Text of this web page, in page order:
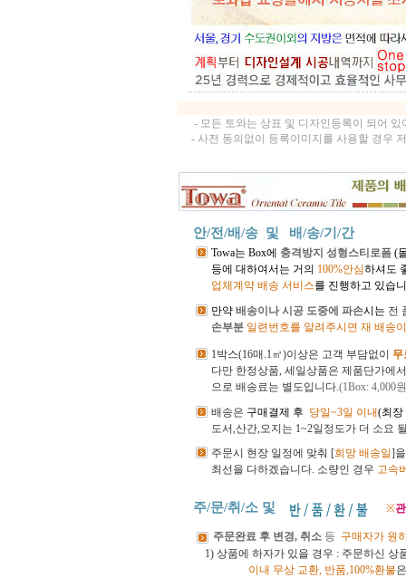
- 모든 토와는 상표 및 디자인등록이 되어
- 사전 동의없이 등록이미지를 사용할 경우
안/전/배/송 및 배/송/기/간
Towa는 Box에 충격방지 성형스티로폼 (
등에 대하여서는 거의 100%안심하셔도
업체계약 배송 서비스를 진행하고 있습
만약 배송이나 시공 도중에 파손시는 전
손부분 일련번호를 알려주시면 재 배송
1박스(16매.1㎡)이상은 고객 부담없이 무
다만 한정상품, 세일상품은 제품단가에
으로 배송료는 별도입니다.(1Box: 4,000
배송은 구매결제 후 당일~3일 이내(최장
도서,산간,오지는 1~2일정도가 더 소요
주문시 현장 일정에 맞춰 [희망 배송일]
최선을 다하겠습니다. 소량인 경우 고속
주/문/취/소 및 ※
주문완료 후 변경, 취소 등 구매자가 원
1) 상품에 하자가 있을 경우 : 주문하신 상
이내 무상 교환, 반품,100%환불